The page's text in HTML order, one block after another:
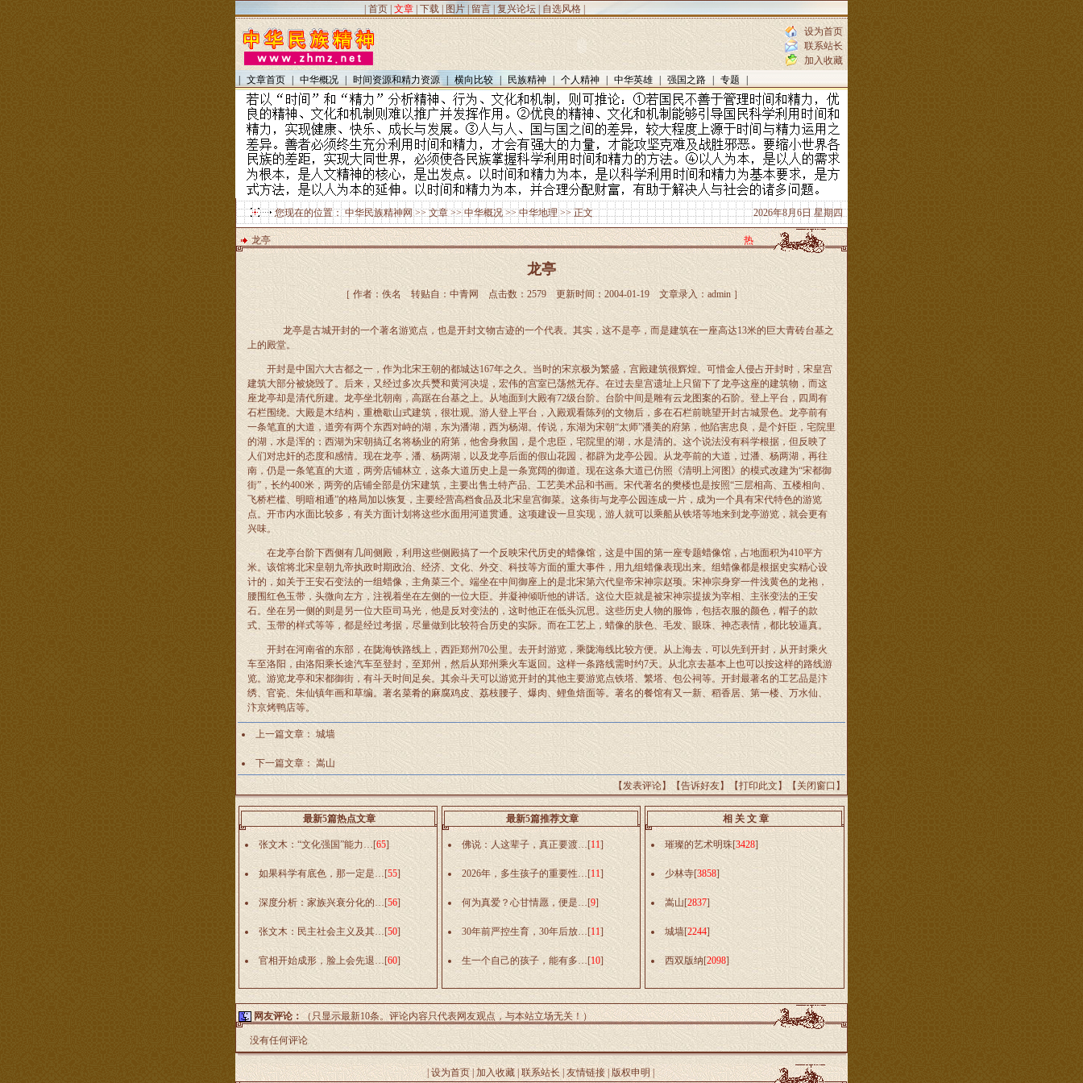
首页 文章 下载 图片 | 留言| 复兴论坛 自选风格
设为首页
联系站长
加入收藏
文章首页 中华概况 时间资源和精力资源 横向比较 民族精神 个人精神 中华英雄 强国之路 专题
您现在的位置：中华民族精神网>>文章>>中华概况>>中华地理>> 正文 2026年8月6日 星期四
龙亭 热
龙亭
［ 作者：佚名 转贴自：中青网 点击数：2579 更新时间：2004-01-19 文章录入：admin ］
龙亭是古城开封的一个著名游览点，也是开封文物古迹的一个代表。其实，这不是亭，而是建筑在一座高达13米的巨大青砖台基之
上的殿堂。
开封是中国六大古都之一，作为北宋王朝的都城达167年之久。当时的宋京极为繁盛，宫殿建筑很辉煌。可惜金人侵占开封时，宋皇宫
建筑大部分被烧毁了。后来，又经过多次兵燹和黄河决堤，宏伟的宫室已荡然无存。在过去皇宫遗址上只留下了龙亭这座的建筑物，而这
座龙亭却是清代所建。龙亭坐北朝南，高踞在台基之上。从地面到大殿有72级台阶。台阶中间是雕有云龙图案的石阶。登上平台，四周有
石栏围绕。大殿是木结构，重檐歇山式建筑，很壮观。游人登上平台，入殿观看陈列的文物后，多在石栏前眺望开封古城景色。龙亭前有
一条笔直的大道，道旁有两个东西对峙的湖，东为潘湖，西为杨湖。传说，东湖为宋朝“太师”潘美的府第，他陷害忠良，是个奸臣，宅院里
的湖，水是浑的；西湖为宋朝搞辽名将杨业的府第，他舍身救国，是个忠臣，宅院里的湖，水是清的。这个说法没有科学根据，但反映了
人们对忠奸的态度和感情。现在龙亭，潘、杨两湖，以及龙亭后面的假山花园，都辟为龙亭公园。从龙亭前的大道，过潘、杨两湖，再往
南，仍是一条笔直的大道，两旁店铺林立，这条大道历史上是一条宽阔的御道。现在这条大道已仿照《清明上河图》的模式改建为“宋都御
街”，长约400米，两旁的店铺全部是仿宋建筑，主要出售土特产品、工艺美术品和书画。宋代著名的樊楼也是按照“三层相高、五楼相向、
飞桥栏槛、明暗相通”的格局加以恢复，主要经营高档食品及北宋皇宫御菜。这条街与龙亭公园连成一片，成为一个具有宋代特色的游览
点。开市内水面比较多，有关方面计划将这些水面用河道贯通。这项建设一旦实现，游人就可以乘船从铁塔等地来到龙亭游览，就会更有
兴味。
在龙亭台阶下西侧有几间侧殿，利用这些侧殿搞了一个反映宋代历史的蜡像馆，这是中国的第一座专题蜡像馆，占地面积为410平方
米。该馆将北宋皇朝九帝执政时期政治、经济、文化、外交、科技等方面的重大事件，用九组蜡像表现出来。组蜡像都是根据史实精心设
计的，如关于王安石变法的一组蜡像，主角菜三个。端坐在中间御座上的是北宋第六代皇帝宋神宗赵顼。宋神宗身穿一件浅黄色的龙袍，
腰围红色玉带，头微向左方，注视着坐在左侧的一位大臣。并凝神倾听他的讲话。这位大臣就是被宋神宗提拔为宰相、主张变法的王安
石。坐在另一侧的则是另一位大臣司马光，他是反对变法的，这时他正在低头沉思。这些历史人物的服饰，包括衣服的颜色，帽子的款
式、玉带的样式等等，都是经过考据，尽量做到比较符合历史的实际。而在工艺上，蜡像的肤色、毛发、眼珠、神态表情，都比较逼真。
开封在河南省的东部，在陇海铁路线上，西距郑州70公里。去开封游览，乘陇海线比较方便。从上海去，可以先到开封，从开封乘火
车至洛阳，由洛阳乘长途汽车至登封，至郑州，然后从郑州乘火车返回。这样一条路线需时约7天。从北京去基本上也可以按这样的路线游
览。游览龙亭和宋都御街，有斗天时间足矣。其余斗天可以游览开封的其他主要游览点铁塔、繁塔、包公祠等。开封最著名的工艺品是汴
绣、官瓷、朱仙镇年画和草编。著名菜肴的麻腐鸡皮、荔枝腰子、爆肉、鲤鱼焙面等。著名的餐馆有又一新、稻香居、第一楼、万水仙、
汴京烤鸭店等。
上一篇文章：城墙
下一篇文章：嵩山
【发表评论】【告诉好友】【打印此文】【 关闭窗口】
最新5篇热点文章
张文木：“文化强国”能力… [65]
如果科学有底色，那一定是… [55]
深度分析：家族兴衰分化的… [56]
张文木：民主社会主义及其… [50]
官相开始成形，脸上会先退… [60]
最新5篇推荐文章
佛说：人这辈子，真正要渡… [11]
2026年，多生孩子的重要性… [11]
何为真爱？心甘情愿，便是… [9]
30年前严控生育，30年后放… [11]
生一个自己的孩子，能有多… [10]
相 关 文 章
璀璨的艺术明珠[3428]
少林寺[3858]
嵩山 [2837]
城墙[2244]
西双版纳 [2098]
网友评论：（只显示最新10条。评论内容只代表网友观点，与本站立场无关！）
没有任何评论
|设为首页|加入收藏|联系站长|友情链接|版权申明|